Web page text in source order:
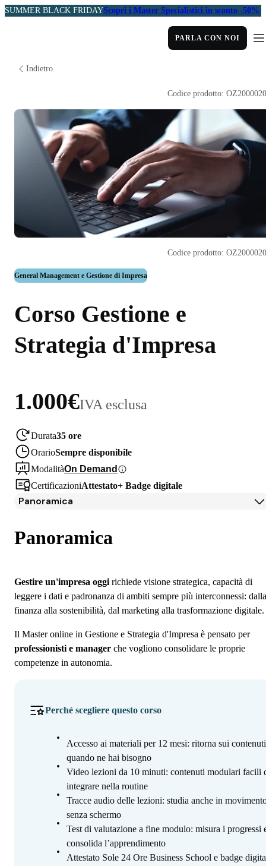
SUMMER BLACK FRIDAYScopri i Master Specialistici in sconto -50%
PARLA CON NOI
Indietro
General Management e Gestione di Impresa
Corso Gestione e
Strategia d'Impresa
1.000€IVA esclusa
Durata35 ore
OrarioSempre disponibile
ModalitàOn Demand
CertificazioniAttestato+ Badge digitale
Codice prodotto:
Codice prodotto:
Panoramica
Programma
Iscrizione
Panoramica
Gestire un'impresa oggi richiede visione strategica, capacità di
leggere i dati e padronanza di ambiti sempre più interconnessi: dalla
finanza alla sostenibilità, dal marketing alla trasformazione digitale.
Il Master online in Gestione e Strategia d'Impresa è pensato per
professionisti e manager che vogliono consolidare le proprie
competenze in autonomia.
Perché scegliere questo corso
Accesso ai materiali per 12 mesi: ritorna sui contenuti
quando ne hai bisogno
Video lezioni da 10 minuti: contenuti modulari facili
integrare nella routine
Tracce audio delle lezioni: studia anche in
senza schermo
Test di valutazione a fine modulo: misura i progressi
consolida l’apprendimento
Attestato Sole 24 Ore Business School e badge